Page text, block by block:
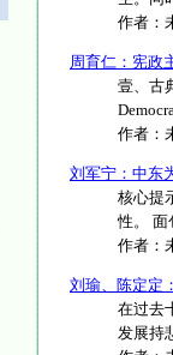
作者：
周育仁：宪政
壹、古
作者：
刘军宁：中东
核心提
性。 面
作者：
刘瑜、陈定定
在过去
发展持